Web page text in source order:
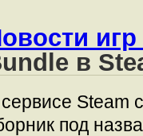
в
Steam
под